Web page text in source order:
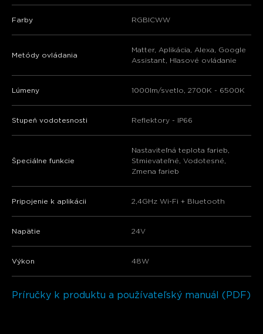
Farby RGBICWW
Metódy ovládania
Matter, Aplikácia, Alexa, Google
Assistant, Hlasové ovládanie
Lúmeny 1000lm/svetlo, 2700K - 6500K
Stupeň vodotesnosti Reflektory - IP66
Špeciálne funkcie
‎Nastaviteľná teplota farieb,
Stmievateľné, Vodotesné,
Zmena farieb
Pripojenie k aplikácii 2,4GHz Wi-Fi + Bluetooth
Napätie ‎24V
Výkon ‎48W
Príručky k produktu a používateľský manuál (PDF)